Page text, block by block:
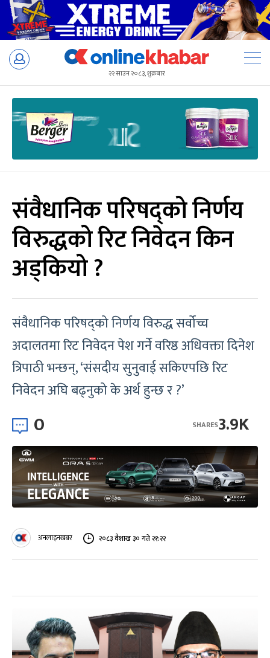
Skip
२२ साउन २०८३, शुक्रबार
संवैधानिक परिषद्को निर्णय
विरुद्धको रिट निवेदन किन
अड्कियो ?
संवैधानिक परिषद्को निर्णय विरुद्ध सर्वोच्च
अदालतमा रिट निवेदन पेश गर्ने वरिष्ठ अधिवक्ता दिनेश
त्रिपाठी भन्छन्, ‘संसदीय सुनुवाई सकिएपछि रिट
निवेदन अघि बढ्नुको के अर्थ हुन्छ र ?’
0 3.9K
SHARES
अनलाइनखबर २०८३ वैशाख ३० गते २१:२२